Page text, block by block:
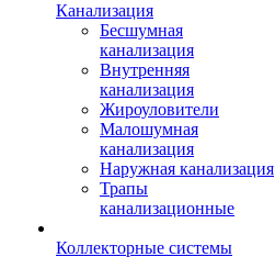
Канализация
Бесшумная
канализация
Внутренняя
канализация
Жироуловители
Малошумная
канализация
Наружная канализация
Трапы
канализационные
Коллекторные системы